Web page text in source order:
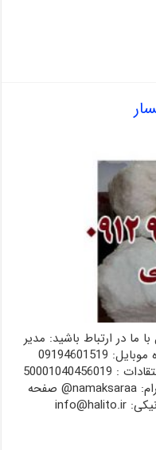
در ارتباط باشید: مدیر
فروش: حسینی راه های ارتباطی: شماره موبايل: 09194601519
سامانه پيامکي دریافت پیشنهادات و انتقادات : 50001040456019
شماره فکس: 02143852831 کانال تلگرام: namaksaraa@ صفحه